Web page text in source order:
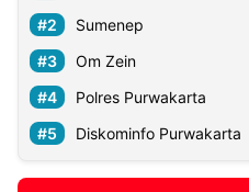
Sumenep
Om Zein
Polres Purwakarta
Diskominfo Purwakarta